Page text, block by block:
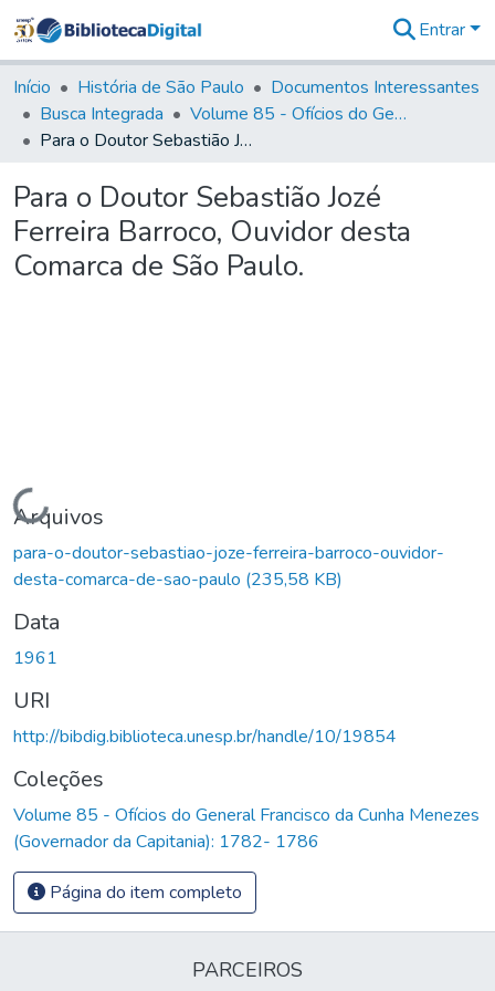
&
Coleções
Tudo na
Biblioteca
Estatísticas
Entrar
Início História de São Paulo
Documentos Interessantes
Busca Integrada
Volume 85 - Ofícios do General Francisco da Cunha Menezes (Governador da Capitania): 1782- 1786
Para o Doutor Sebastião Jozé Ferreira Barroco, Ouvidor desta Comarca de São Paulo.
Para o Doutor Sebastião Jozé
Ferreira Barroco, Ouvidor desta
Comarca de São Paulo.
Carregando...
Arquivos
para-o-doutor-sebastiao-joze-ferreira-barroco-ouvidor-
desta-comarca-de-sao-paulo (235,58 KB)
Data
1961
URI
http://bibdig.biblioteca.unesp.br/handle/10/19854
Coleções
Volume 85 - Ofícios do General Francisco da Cunha Menezes
(Governador da Capitania): 1782- 1786
Página do item completo
PARCEIROS